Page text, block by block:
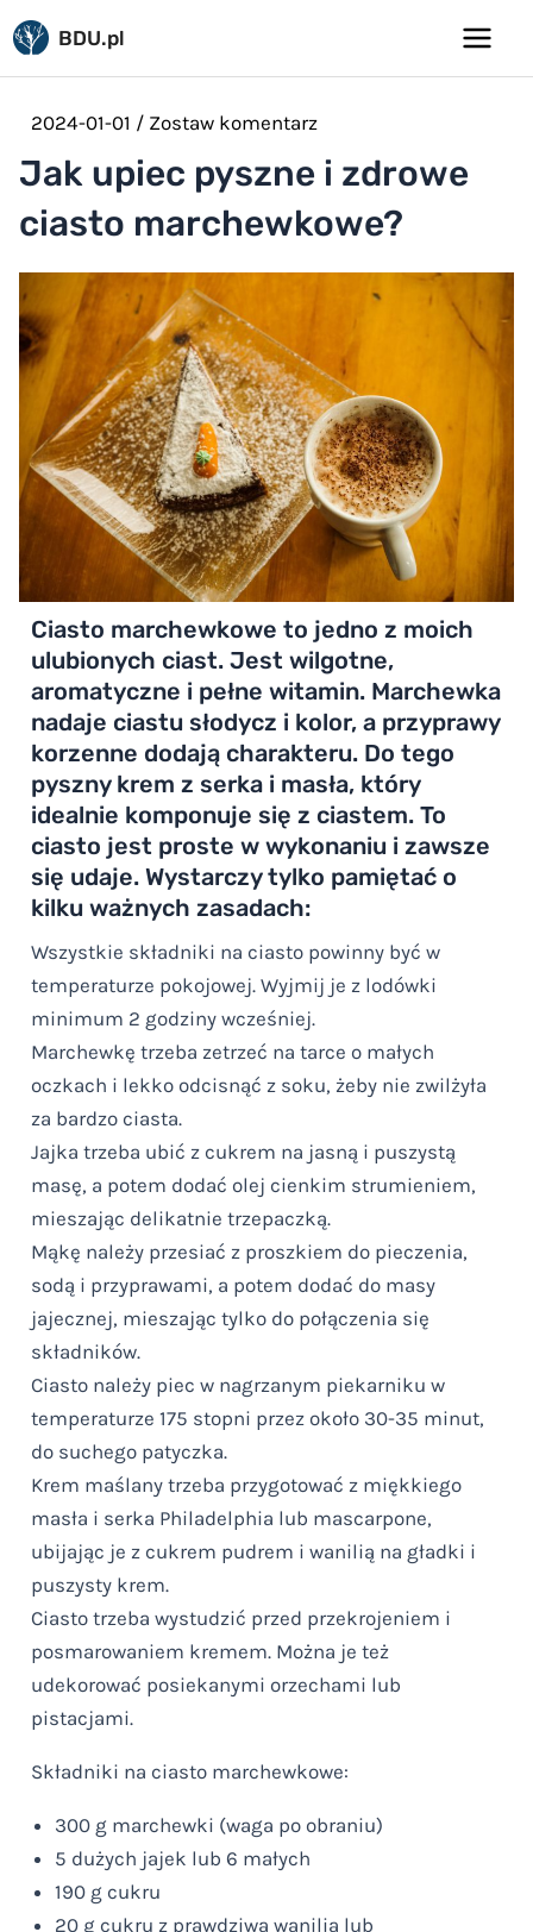
Pomiń
do
treści
BDU.pl
Main
2024-01-01 / Zostaw komentarz
Jak upiec pyszne i zdrowe
ciasto marchewkowe?
Ciasto marchewkowe to jedno z moich
ulubionych ciast. Jest wilgotne,
aromatyczne i pełne witamin. Marchewka
nadaje ciastu słodycz i kolor, a przyprawy
korzenne dodają charakteru. Do tego
pyszny krem z serka i masła, który
idealnie komponuje się z ciastem. To
ciasto jest proste w wykonaniu i zawsze
się udaje. Wystarczy tylko pamiętać o
kilku ważnych zasadach:
Wszystkie składniki na ciasto powinny być w
temperaturze pokojowej. Wyjmij je z lodówki
minimum 2 godziny wcześniej.
Marchewkę trzeba zetrzeć na tarce o małych
oczkach i lekko odcisnąć z soku, żeby nie zwilżyła
za bardzo ciasta.
Jajka trzeba ubić z cukrem na jasną i puszystą
masę, a potem dodać olej cienkim strumieniem,
mieszając delikatnie trzepaczką.
Mąkę należy przesiać z proszkiem do pieczenia,
sodą i przyprawami, a potem dodać do masy
jajecznej, mieszając tylko do połączenia się
składników.
Ciasto należy piec w nagrzanym piekarniku w
temperaturze 175 stopni przez około 30-35 minut,
do suchego patyczka.
Krem maślany trzeba przygotować z miękkiego
masła i serka Philadelphia lub mascarpone,
ubijając je z cukrem pudrem i wanilią na gładki i
puszysty krem.
Ciasto trzeba wystudzić przed przekrojeniem i
posmarowaniem kremem. Można je też
udekorować posiekanymi orzechami lub
pistacjami.
Składniki na ciasto marchewkowe:
300 g marchewki (waga po obraniu)
5 dużych jajek lub 6 małych
190 g cukru
20 g cukru z prawdziwą wanilią lub